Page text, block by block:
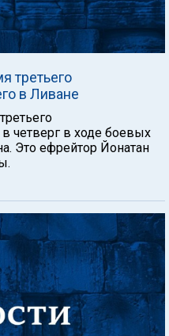
третьего
в Ливане
четверг в ходе боевых
Это ефрейтор Йонатан